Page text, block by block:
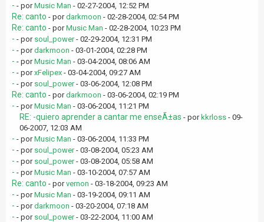
- - porMusic Man - 02-27-2004, 12:52 PM
Re: canto - pordarkmoon - 02-28-2004, 02:54 PM
Re: canto - porMusic Man - 02-28-2004, 10:23 PM
- - por soul_power- 02-29-2004, 12:31 PM
- - pordarkmoon - 03-01-2004, 02:28 PM
- - porMusic Man - 03-04-2004, 08:06 AM
- - porxFelipex - 03-04-2004, 09:27 AM
- - por soul_power- 03-06-2004, 12:08 PM
Re: canto - pordarkmoon - 03-06-2004, 02:19 PM
- - porMusic Man - 03-06-2004, 11:21 PM
RE: -quiero aprender a cantar me enseÃ±as - por kkrloss - 09-
06-2007, 12:03 AM
- - porMusic Man - 03-06-2004, 11:33 PM
- - por soul_power- 03-08-2004, 05:23 AM
- - por soul_power- 03-08-2004, 05:58 AM
- - porMusic Man - 03-10-2004, 07:57 AM
Re: canto - porvernon - 03-18-2004, 09:23 AM
- - porMusic Man - 03-19-2004, 09:11 AM
- - pordarkmoon - 03-20-2004, 07:18 AM
- - por soul_power- 03-22-2004, 11:00 AM